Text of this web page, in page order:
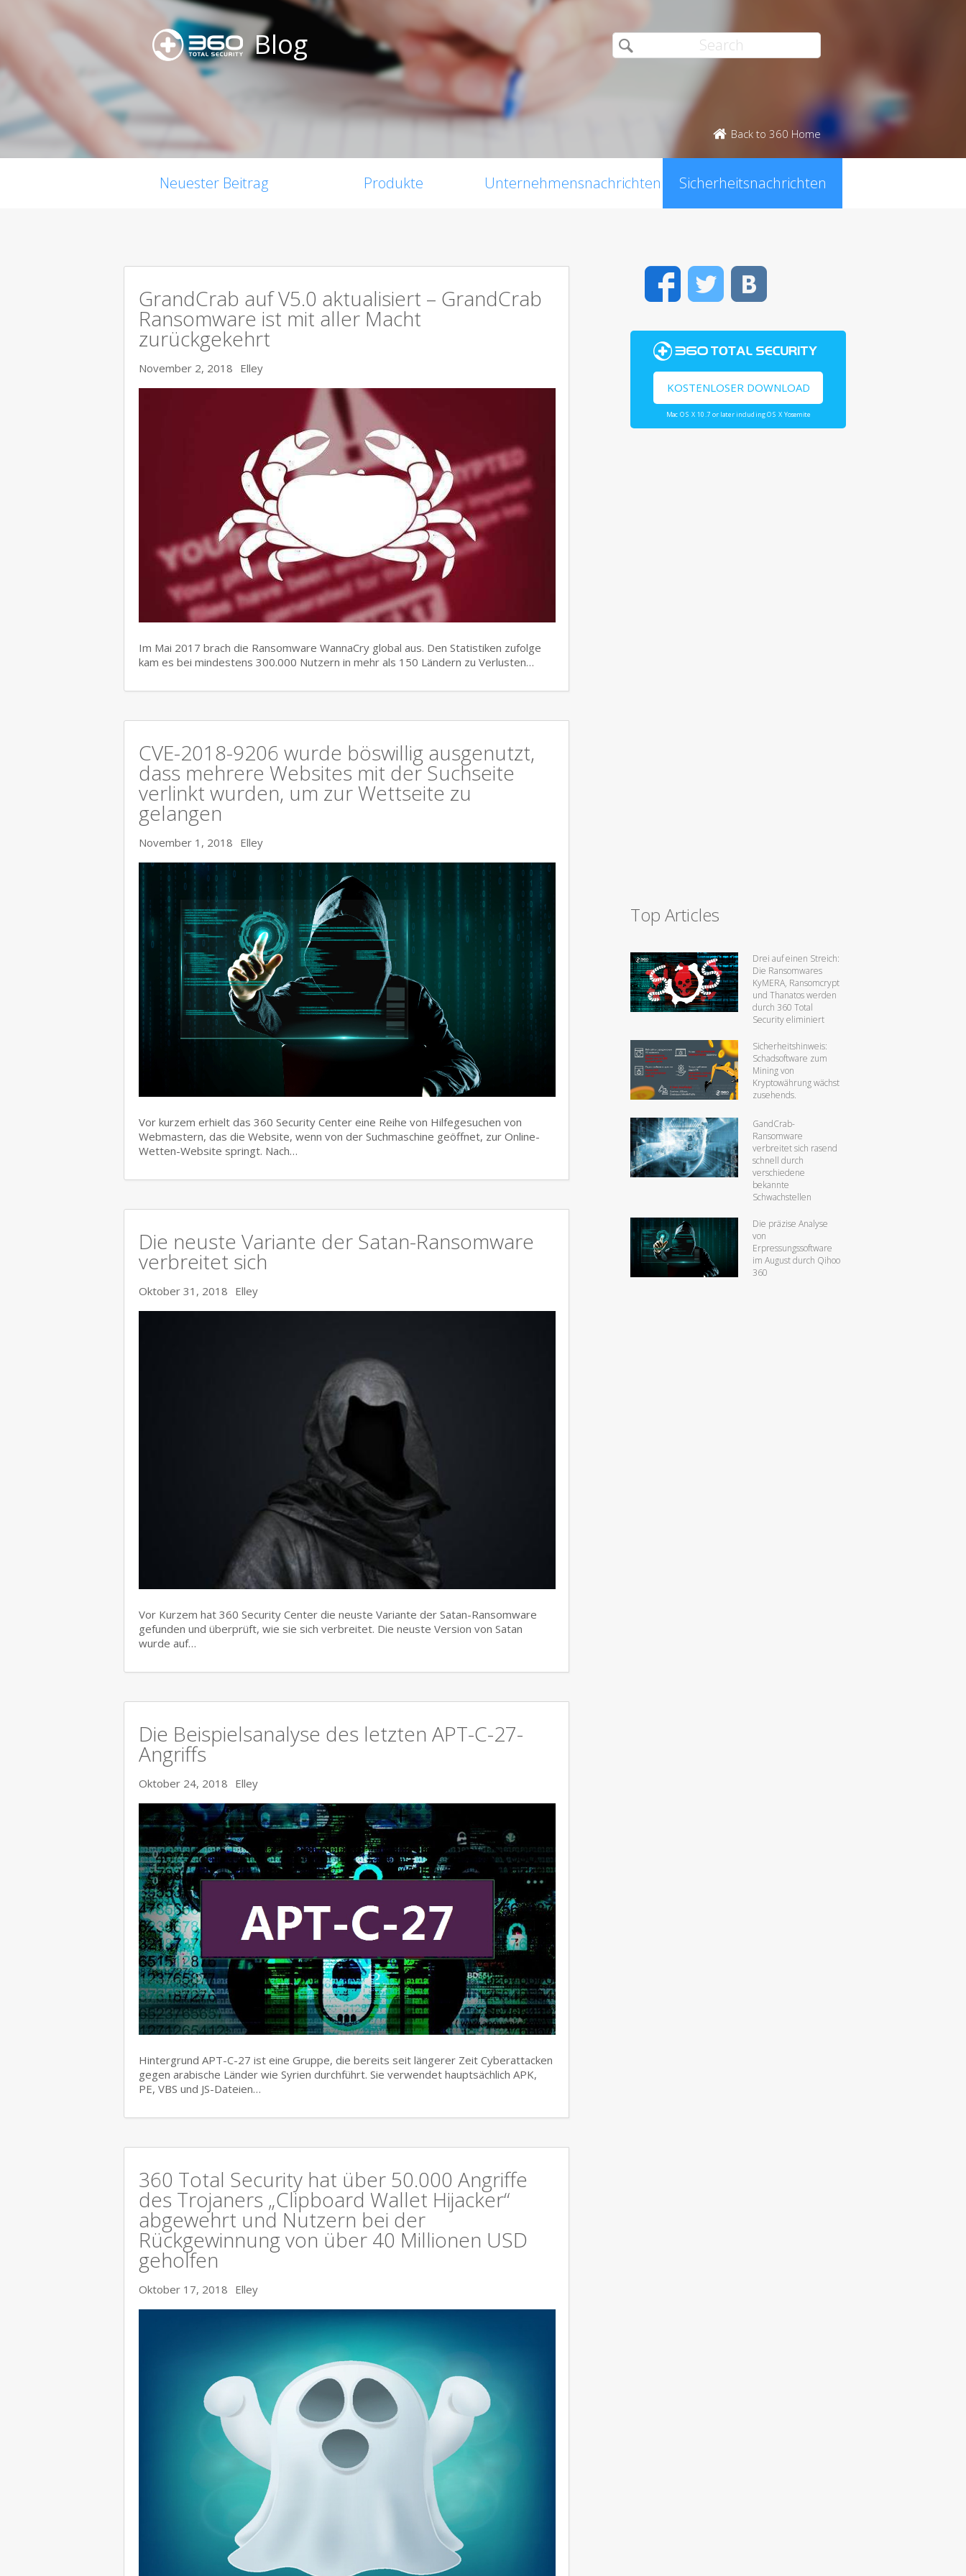
Blog
Back to 360 Home
Neuester Beitrag Produkte Unternehmensnachrichten Sicherheitsnachrichten
GrandCrab auf V5.0 aktualisiert – GrandCrab
Ransomware ist mit aller Macht
zurückgekehrt
November 2, 2018 Elley
Im Mai 2017 brach die Ransomware WannaCry global aus. Den Statistiken zufolge
kam es bei mindestens 300.000 Nutzern in mehr als 150 Ländern zu Verlusten…
CVE-2018-9206 wurde böswillig ausgenutzt,
dass mehrere Websites mit der Suchseite
verlinkt wurden, um zur Wettseite zu
gelangen
November 1, 2018 Elley
Vor kurzem erhielt das 360 Security Center eine Reihe von Hilfegesuchen von
Webmastern, das die Website, wenn von der Suchmaschine geöffnet, zur Online-
Wetten-Website springt. Nach…
Die neuste Variante der Satan-Ransomware
verbreitet sich
Oktober 31, 2018 Elley
Vor Kurzem hat 360 Security Center die neuste Variante der Satan-Ransomware
gefunden und überprüft, wie sie sich verbreitet. Die neuste Version von Satan
wurde auf…
Die Beispielsanalyse des letzten APT-C-27-
Angriffs
Oktober 24, 2018 Elley
Hintergrund APT-C-27 ist eine Gruppe, die bereits seit längerer Zeit Cyberattacken
gegen arabische Länder wie Syrien durchführt. Sie verwendet hauptsächlich APK,
PE, VBS und JS-Dateien…
360 Total Security hat über 50.000 Angriffe
des Trojaners „Clipboard Wallet Hijacker“
abgewehrt und Nutzern bei der
Rückgewinnung von über 40 Millionen USD
geholfen
Oktober 17, 2018 Elley
FacebookTwitter
KOSTENLOSER DOWNLOAD
Mac OS X 10.7 or later including OS X Yosemite
Top Articles
Drei auf einen Streich:
Die Ransomwares
KyMERA, Ransomcrypt
und Thanatos werden
durch 360 Total
Security eliminiert
Sicherheitshinweis:
Schadsoftware zum
Mining von
Kryptowährung wächst
zusehends.
GandCrab-
Ransomware
verbreitet sich rasend
schnell durch
verschiedene
bekannte
Schwachstellen
Die präzise Analyse
von
Erpressungssoftware
im August durch Qihoo
360